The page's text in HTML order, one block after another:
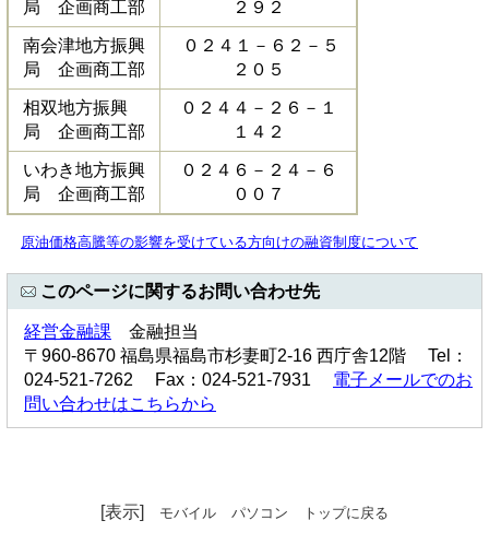
局 企画商工部
２９２
南会津地方振興
局 企画商工部
０２４１－６２－５
２０５
相双地方振興
局 企画商工部
０２４４－２６－１
１４２
いわき地方振興
局 企画商工部
０２４６－２４－６
００７
原油価格高騰等の影響を受けている方向けの融資制度について
このページに関するお問い合わせ先
経営金融課 金融担当
〒960-8670 福島県福島市杉妻町2-16 西庁舎12階 Tel：
024-521-7262 Fax：024-521-7931 電子メールでのお
問い合わせはこちらから
[表示] モバイル パソコン トップに戻る